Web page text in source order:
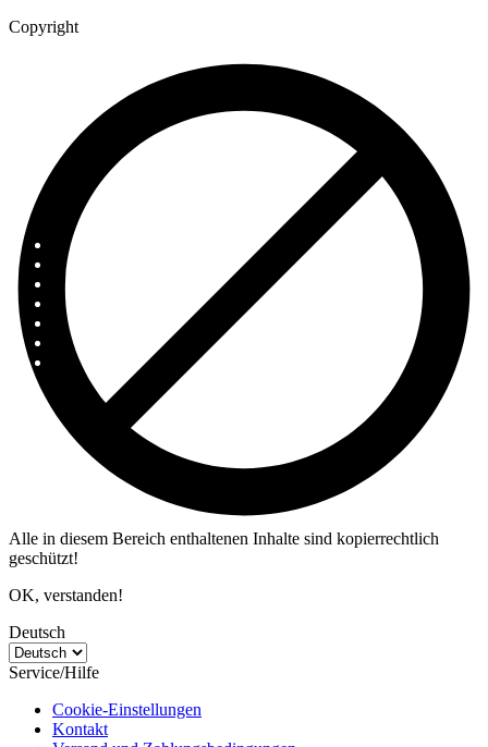
Copyright
Alle in diesem Bereich enthaltenen Inhalte sind kopierrechtlich
geschützt!
OK, verstanden!
Deutsch
Service/Hilfe
Cookie-Einstellungen
Kontakt